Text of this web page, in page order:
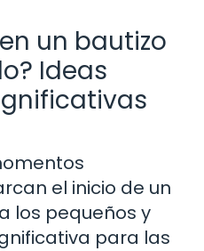
un bautizo
Ideas
el inicio de un
los pequeños y
para las